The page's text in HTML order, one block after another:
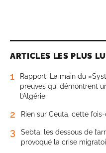
ARTICLES LES PLUS
1
Rapport. La main du
preuves qui démontrent
l’Algérie
2 Rien sur Ceuta, cette
3
Sebta: les dessous de
provoqué la crise